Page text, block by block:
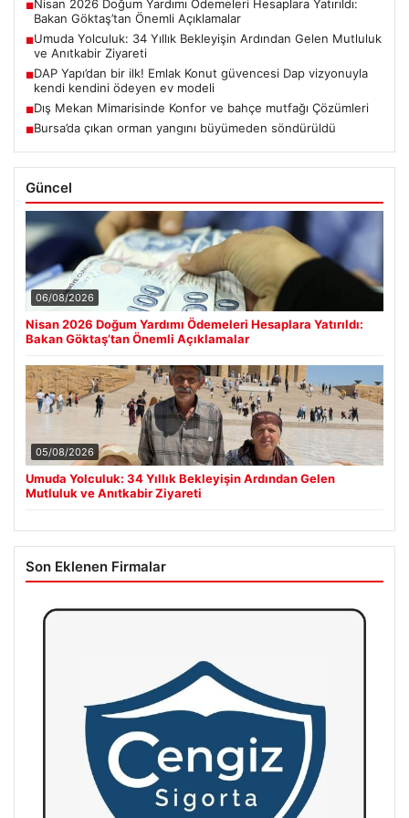
■Nisan 2026 Doğum Yardımı Ödemeleri Hesaplara Yatırıldı:
Bakan Göktaş’tan Önemli Açıklamalar
■Umuda Yolculuk: 34 Yıllık Bekleyişin Ardından Gelen Mutluluk
ve Anıtkabir Ziyareti
■DAP Yapı’dan bir ilk! Emlak Konut güvencesi Dap vizyonuyla
kendi kendini ödeyen ev modeli
■Dış Mekan Mimarisinde Konfor ve bahçe mutfağı Çözümleri
■Bursa’da çıkan orman yangını büyümeden söndürüldü
Güncel
06/08/2026
Nisan 2026 Doğum Yardımı Ödemeleri Hesaplara Yatırıldı:
Bakan Göktaş’tan Önemli Açıklamalar
05/08/2026
Umuda Yolculuk: 34 Yıllık Bekleyişin Ardından Gelen
Mutluluk ve Anıtkabir Ziyareti
Son Eklenen Firmalar